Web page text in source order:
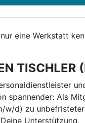
eine Werkstatt
TISCHLER
spannender: Als
d) zu
Unterstützung.